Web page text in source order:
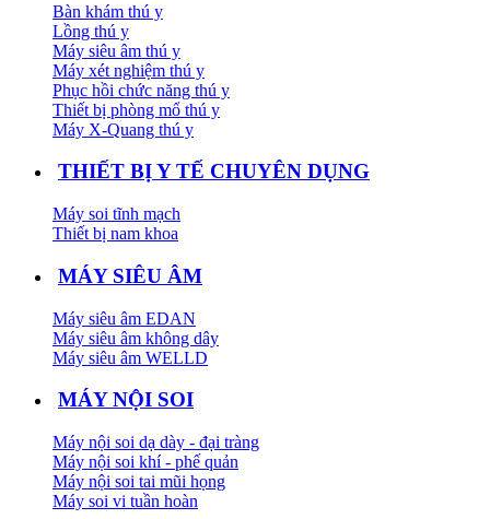
Bàn khám thú y
Lồng thú y
Máy siêu âm thú y
Máy xét nghiệm thú y
Phục hồi chức năng thú y
Thiết bị phòng mổ thú y
Máy X-Quang thú y
THIẾT BỊ Y TẾ CHUYÊN DỤNG
Máy soi tĩnh mạch
Thiết bị nam khoa
MÁY SIÊU ÂM
Máy siêu âm EDAN
Máy siêu âm không dây
Máy siêu âm WELLD
MÁY NỘI SOI
Máy nội soi dạ dày - đại tràng
Máy nội soi khí - phế quản
Máy nội soi tai mũi họng
Máy soi vi tuần hoàn